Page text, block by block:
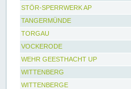
STÖR-SPERRWERK AP
TANGERMÜNDE
TORGAU
VOCKERODE
WEHR GEESTHACHT UP
WITTENBERG
WITTENBERGE